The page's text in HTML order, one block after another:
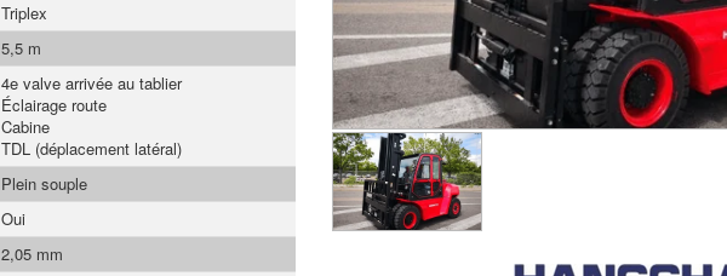
Triplex
5,5 m
4e valve arrivée au tablier
Éclairage route
Cabine
TDL (déplacement latéral)
Plein souple
Oui
2,05 mm